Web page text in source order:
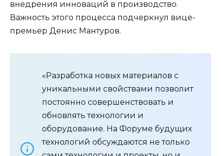
внедрения инноваций в производство.
Важность этого процесса подчеркнул вице-
премьер Денис Мантуров.
«Разработка новых материалов с
уникальными свойствами позволит
постоянно совершенствовать и
обновлять технологии и
оборудование. На Форуме будущих
технологий обсуждаются не только